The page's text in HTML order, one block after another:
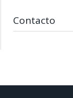
Contacto